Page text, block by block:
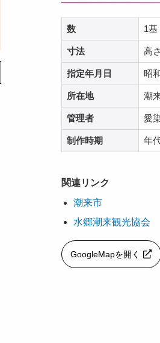
数 1基
寸法 高
指定年月日 昭
所在地 潮
管理者 愛
制作時期 年
関連リンク
潮来市
水郷潮来観光協会
GoogleMapを開く